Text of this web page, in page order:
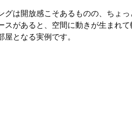
は開放感こそあるものの、ちょっ
スがあると、空間に動きが生まれて
となる実例です。